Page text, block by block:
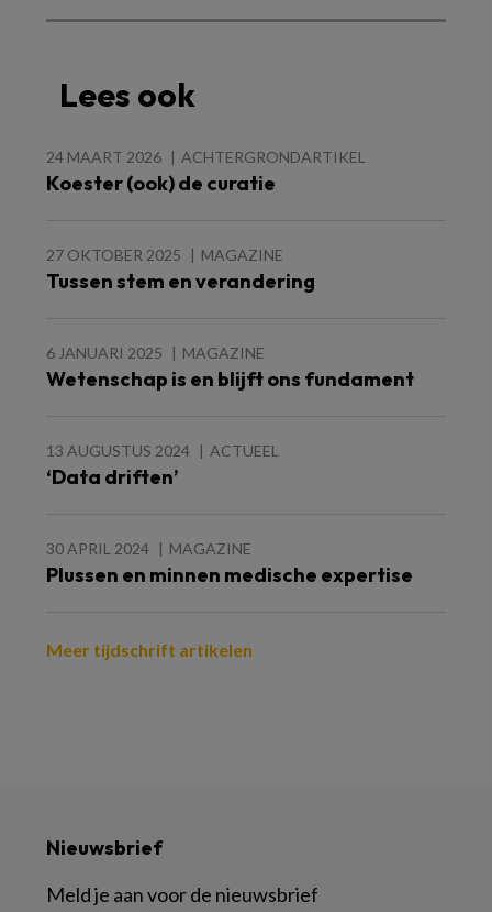
Lees ook
24 MAART 2026 ACHTERGRONDARTIKEL
Koester (ook) de curatie
27 OKTOBER 2025 MAGAZINE
Tussen stem en verandering
6 JANUARI 2025 MAGAZINE
Wetenschap is en blijft ons fundament
13 AUGUSTUS 2024 ACTUEEL
‘Data driften’
30 APRIL 2024 MAGAZINE
Plussen en minnen medische expertise
Meer tijdschrift artikelen
Nieuwsbrief
Meld je aan voor de nieuwsbrief